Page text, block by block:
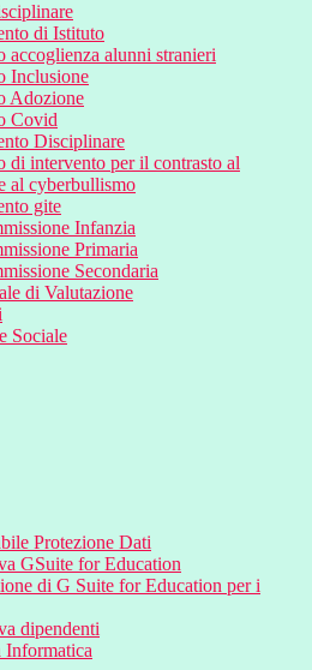
di Istituto
accoglienza alunni stranieri
Inclusione
Adozione
Covid
Disciplinare
di intervento per il contrasto al
al cyberbullismo
gite
Infanzia
Primaria
Secondaria
di Valutazione
Sociale
Protezione Dati
GSuite for Education
di G Suite for Education per i
dipendenti
Informatica